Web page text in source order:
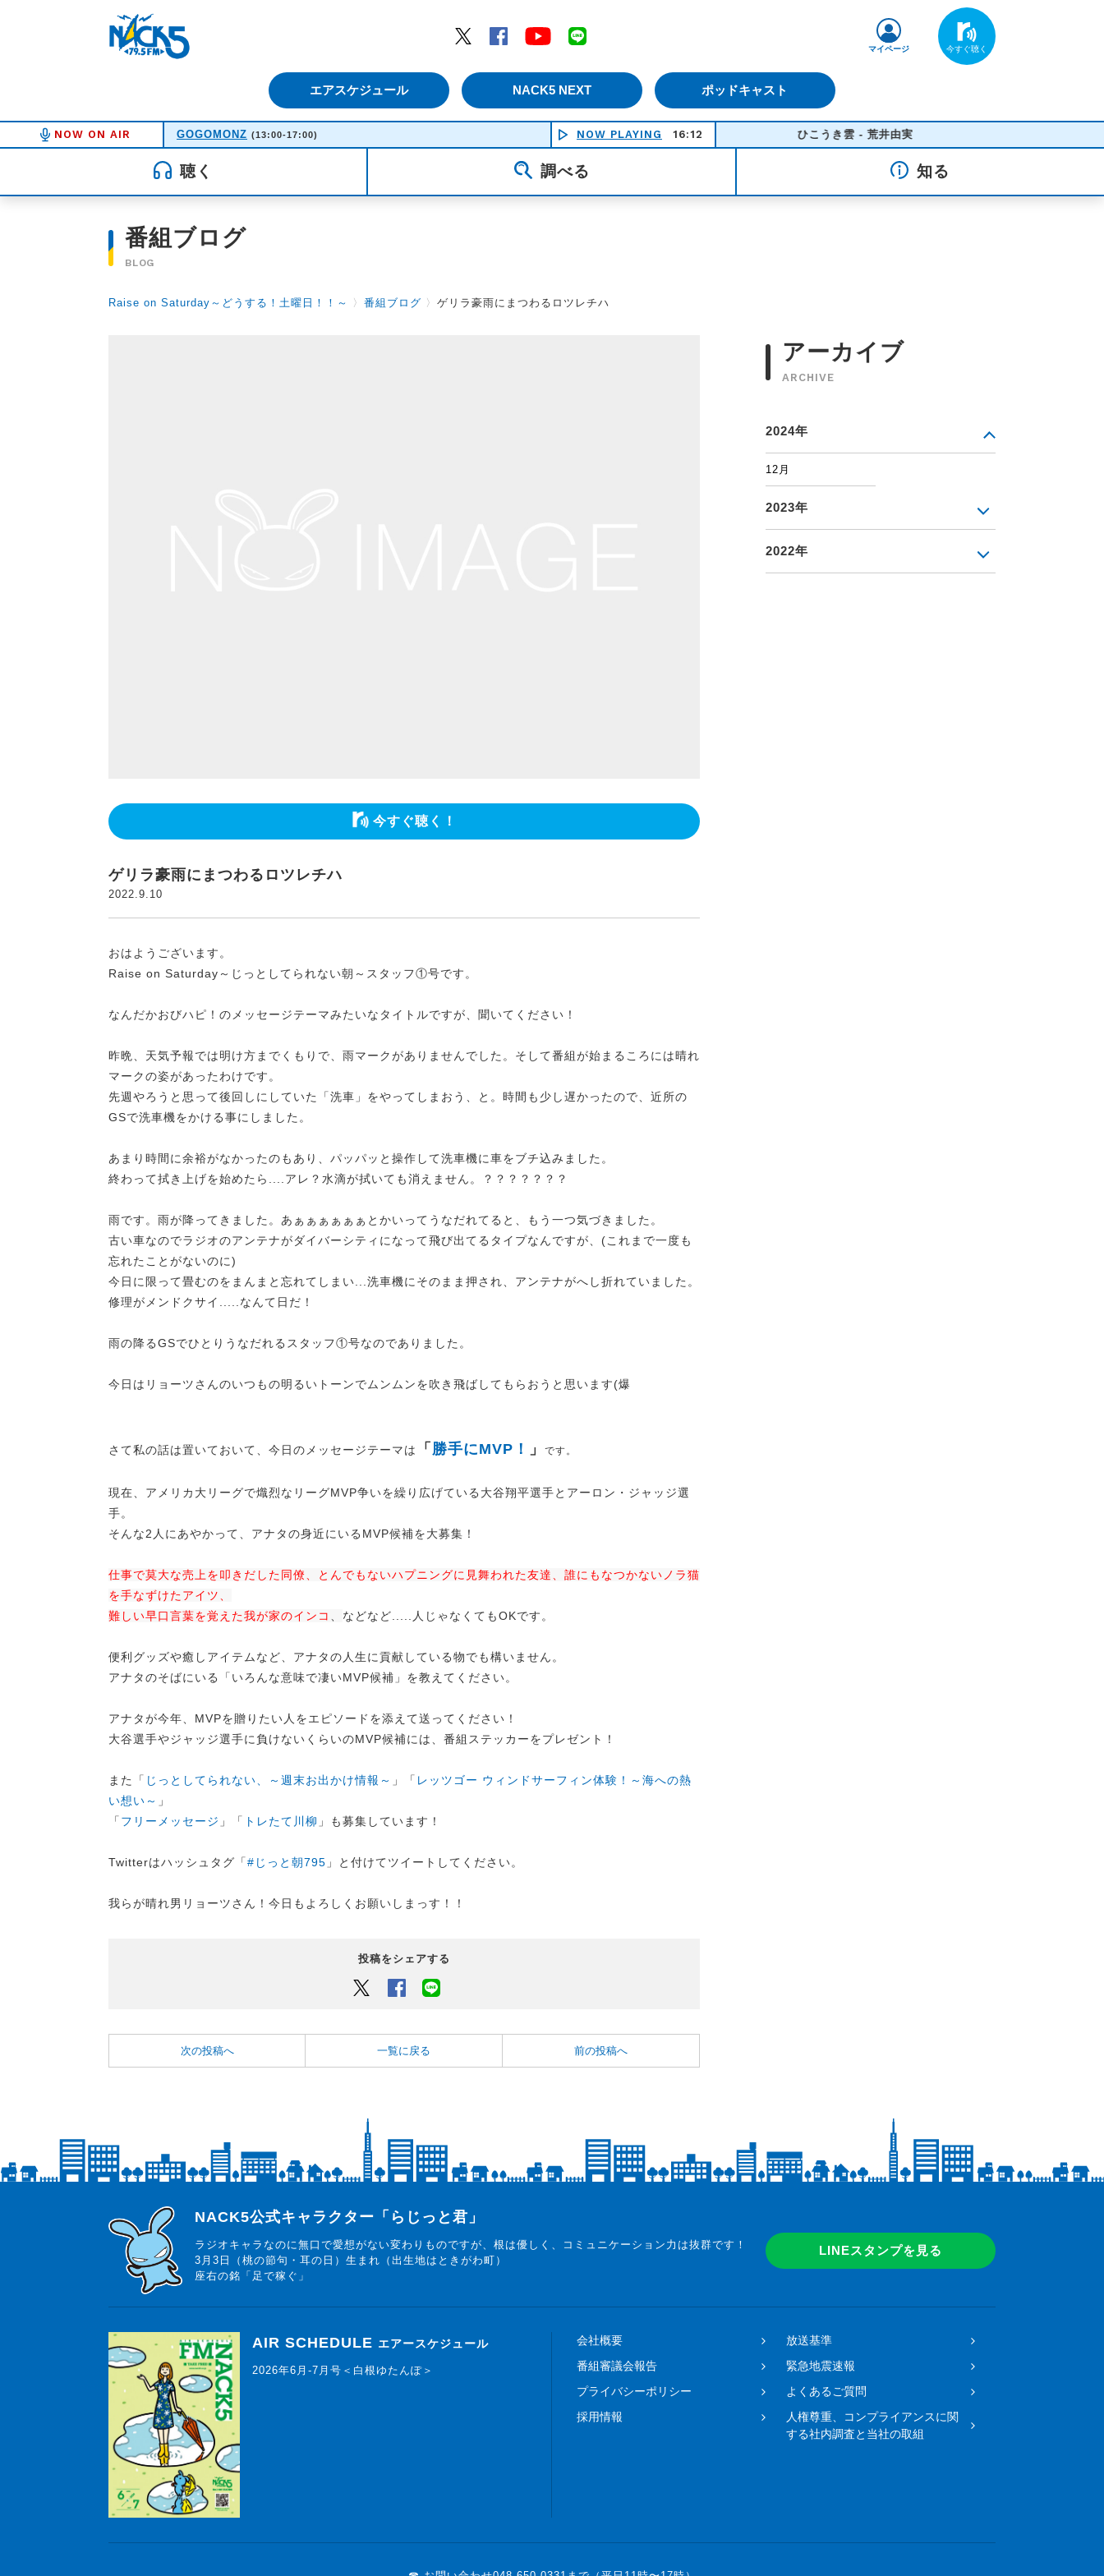
Twitter
Facebook YouTube
エアスケジュール NACK5 NEXT ポッドキャスト
マイページ
NOW ON AIR GOGOMONZ (13:00-17:00) NOW PLAYING 16:12 ひこうき雲 - 荒井由実
聴く 調べる 知る
番組ブログ
BLOG
Raise on Saturday～どうする！土曜日！！～ 〉 番組ブログ 〉 ゲリラ豪雨にまつわるロツレチハ
今すぐ聴く！
ゲリラ豪雨にまつわるロツレチハ
2022.9.10
おはようございます。
Raise on Saturday～じっとしてられない朝～スタッフ①号です。
なんだかおびハピ！のメッセージテーマみたいなタイトルですが、聞いてください！
昨晩、天気予報では明け方までくもりで、雨マークがありませんでした。そして番組が始まるころには晴れ
マークの姿があったわけです。
先週やろうと思って後回しにしていた「洗車」をやってしまおう、と。時間も少し遅かったので、近所の
GSで洗車機をかける事にしました。
あまり時間に余裕がなかったのもあり、パッパッと操作して洗車機に車をブチ込みました。
終わって拭き上げを始めたら....アレ？水滴が拭いても消えません。？？？？？？？
雨です。雨が降ってきました。あぁぁぁぁぁぁとかいってうなだれてると、もう一つ気づきました。
古い車なのでラジオのアンテナがダイバーシティになって飛び出てるタイプなんですが、(これまで一度も
忘れたことがないのに)
今日に限って畳むのをまんまと忘れてしまい...洗車機にそのまま押され、アンテナがへし折れていました。
修理がメンドクサイ.....なんて日だ！
雨の降るGSでひとりうなだれるスタッフ①号なのでありました。
今日はリョーツさんのいつもの明るいトーンでムンムンを吹き飛ばしてもらおうと思います(爆
さて私の話は置いておいて、今日のメッセージテーマは 「 勝手にMVP！ 」 です。
現在、アメリカ大リーグで熾烈なリーグMVP争いを繰り広げている大谷翔平選手とアーロン・ジャッジ選
手。
そんな2人にあやかって、アナタの身近にいるMVP候補を大募集！
仕事で莫大な売上を叩きだした同僚、とんでもないハプニングに見舞われた友達、誰にもなつかないノラ猫
を手なずけたアイツ、
難しい早口言葉を覚えた我が家のインコ
などなど.....人じゃなくてもOKです。
便利グッズや癒しアイテムなど、アナタの人生に貢献している物でも構いません。
アナタのそばにいる「いろんな意味で凄いMVP候補」を教えてください。
アナタが今年、MVPを贈りたい人をエピソードを添えて送ってください！
大谷選手やジャッジ選手に負けないくらいのMVP候補には、番組ステッカーをプレゼント！
また「 じっとしてられない、～週末お出かけ情報～ 」「 レッツゴー ウィンドサーフィン体験！～海への熱
い想い～ 」
「 フリーメッセージ 」「 トレたて川柳 」も募集しています！
Twitterはハッシュタグ「#じっと朝795 」と付けてツイートしてください。
我らが晴れ男リョーツさん！今日もよろしくお願いしまっす！！
投稿をシェアする
Twitter Facebook
次の投稿へ 一覧に戻る 前の投稿へ
アーカイブ
ARCHIVE
2024年
12月
2023年
2022年
らじっと君
NACK5公式キャラクター「らじっと君」
ラジオキャラなのに無口で愛想がない変わりものですが、根は優しく、コミュニケーション力は抜群です！
3月3日（桃の節句・耳の日）生まれ（出生地はときがわ町）
座右の銘「足で稼ぐ」
LINEスタンプを見る
AIR SCHEDULE エアースケジュール
2026年6月-7月号＜白根ゆたんぽ＞
会社概要
放送基準
番組審議会報告
緊急地震速報
プライバシーポリシー
よくあるご質問
採用情報
人権尊重、コンプライアンスに関
する社内調査と当社の取組